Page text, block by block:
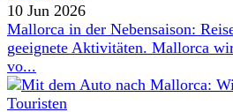
10 Jun 2026
Mallorca in der Nebensaison:
geeignete Aktivitäten. Mallorca
vo...